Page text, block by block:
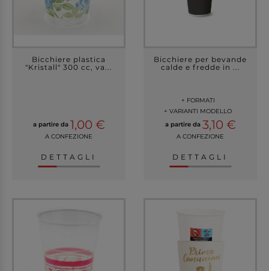
Bicchiere plastica
"Kristall" 300 cc, va...
a partire da 1,00 €
A CONFEZIONE
DETTAGLI
Bicchiere per bevande
calde e fredde in ...
+ FORMATI
+ VARIANTI MODELLO
a partire da 3,10 €
A CONFEZIONE
DETTAGLI